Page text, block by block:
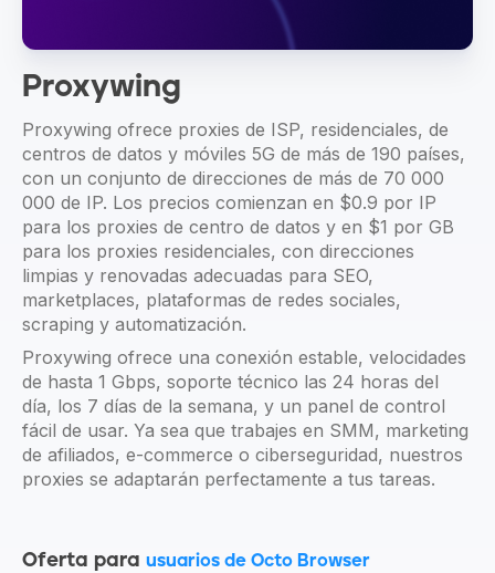
Proxywing
Proxywing ofrece proxies de ISP, residenciales, de
centros de datos y móviles 5G de más de 190 países,
con un conjunto de direcciones de más de 70 000
000 de IP. Los precios comienzan en $0.9 por IP
para los proxies de centro de datos y en $1 por GB
para los proxies residenciales, con direcciones
limpias y renovadas adecuadas para SEO,
marketplaces, plataformas de redes sociales,
scraping y automatización.
Proxywing ofrece una conexión estable, velocidades
de hasta 1 Gbps, soporte técnico las 24 horas del
día, los 7 días de la semana, y un panel de control
fácil de usar. Ya sea que trabajes en SMM, marketing
de afiliados, e-commerce o ciberseguridad, nuestros
proxies se adaptarán perfectamente a tus tareas.
Oferta para usuarios de Octo Browser